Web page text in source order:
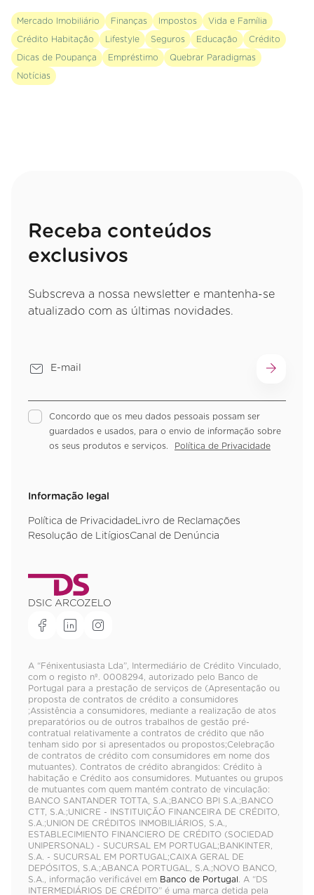
Mercado Imobiliário Finanças Impostos Vida e Família
Crédito Habitação Lifestyle Seguros Educação Crédito
Dicas de Poupança Empréstimo Quebrar Paradigmas
Notícias
Receba conteúdos
exclusivos
Subscreva a nossa newsletter e mantenha-se
atualizado com as últimas novidades.
Concordo que os meu dados pessoais possam ser
guardados e usados, para o envio de informação sobre
os seus produtos e serviços.
Política de Privacidade
Informação legal
Política de Privacidade Livro de Reclamações
Resolução de LitígiosCanal de Denúncia
DSIC ARCOZELO
A “Fénixentusiasta Lda”, Intermediário de Crédito Vinculado,
com o registo nº. 0008294, autorizado pelo Banco de
Portugal para a prestação de serviços de (Apresentação ou
proposta de contratos de crédito a consumidores
;Assistência a consumidores, mediante a realização de atos
preparatórios ou de outros trabalhos de gestão pré-
contratual relativamente a contratos de crédito que não
tenham sido por si apresentados ou propostos;Celebração
de contratos de crédito com consumidores em nome dos
mutuantes). Contratos de crédito abrangidos: Crédito à
habitação e Crédito aos consumidores. Mutuantes ou grupos
de mutuantes com quem mantém contrato de vinculação:
BANCO SANTANDER TOTTA, S.A.;BANCO BPI S.A.;BANCO
CTT, S.A.;UNICRE - INSTITUIÇÃO FINANCEIRA DE CRÉDITO,
S.A.;UNION DE CRÉDITOS INMOBILIÁRIOS, S.A.,
ESTABLECIMIENTO FINANCIERO DE CRÉDITO (SOCIEDAD
UNIPERSONAL) - SUCURSAL EM PORTUGAL;BANKINTER,
S.A. - SUCURSAL EM PORTUGAL;CAIXA GERAL DE
DEPÓSITOS, S.A.;ABANCA PORTUGAL, S.A.;NOVO BANCO,
S.A., informação verificável em Banco de Portugal. A “DS
INTERMEDIÁRIOS DE CRÉDITO” é uma marca detida pela